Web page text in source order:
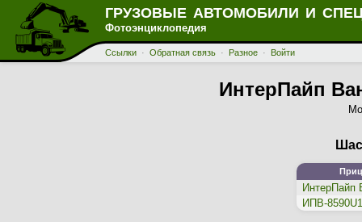
ГРУЗОВЫЕ АВТОМОБИЛИ И
Фотоэнциклопедия
Ссылки · Обратная связь · Разное · Войти
ИнтерПайп
ИнтерПайп
ИПВ-8590U1